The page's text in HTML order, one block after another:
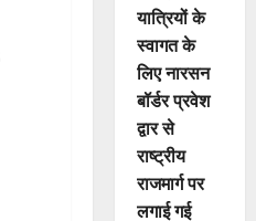
यात्रियों के
स्वागत के
लिए नारसन
बॉर्डर प्रवेश
द्वार से
राष्ट्रीय
राजमार्ग पर
लगाई गई